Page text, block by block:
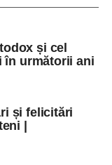
și cel
în următorii ani
și felicitări
|